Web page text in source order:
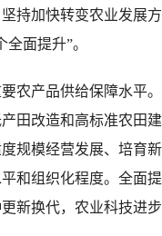
持加快转变农业发展
面提升”。
产品供给保障水平。
田改造和高标准农田
规模经营发展、培育
和组织化程度。全面
新换代，农业科技进